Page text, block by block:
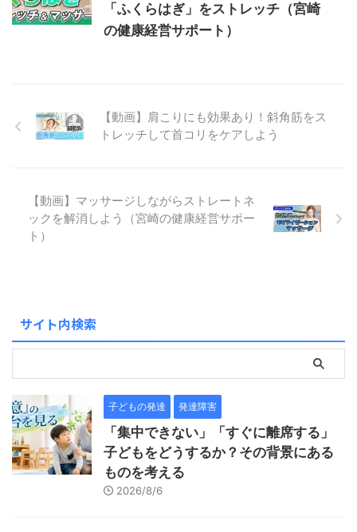
「ふくらはぎ」をストレッチ（宮崎
の健康経営サポート）
【動画】肩こりにも効果あり！斜角筋をス
トレッチして首コリをケアしよう
【動画】マッサージしながらストレートネ
ックを解消しよう（宮崎の健康経営サポー
ト）
サイト内検索
子どもの発達 発達障害
「集中できない」「すぐに離席する」
子どもをどうするか？その背景にある
ものを考える
2026/8/6